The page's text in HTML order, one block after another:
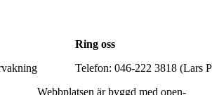
Ring oss
Telefon: 046-222 3818 (Lars
Webbplatsen är byggd med open-